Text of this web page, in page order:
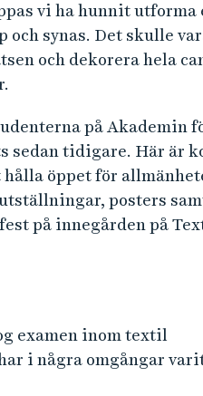
vi ha hunnit utforma
och synas. Det skulle
och dekorera hela
på Akademin
sedan tidigare. Här är
öppet för
posters
på innegården på
examen inom textil
i några omgångar